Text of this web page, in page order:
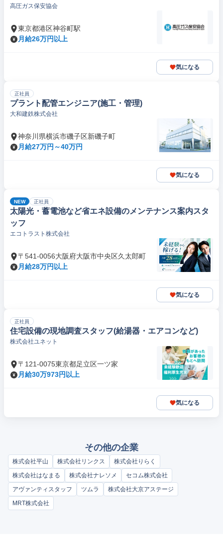
高圧ガス保安協会
東京都港区神谷町駅
月給26万円以上
気になる
正社員
プラント配管エンジニア(施工・管理)
大和建鉄株式会社
神奈川県横浜市磯子区新磯子町
月給27万円～40万円
気になる
NEW 正社員
太陽光・蓄電池など省エネ設備のメンテナンス案内スタ
ッフ
エコトラスト株式会社
〒541-0056大阪府大阪市中央区久太郎町
月給28万円以上
気になる
正社員
住宅設備の現地調査スタッフ(給湯器・エアコンなど)
株式会社ユネット
〒121-0075東京都足立区一ツ家
月給30万973円以上
気になる
その他の企業
株式会社平山 株式会社リンクス
株式会社りらく
株式会社はなまる
株式会社ナレソメ
セコム株式会社
アヴァンティスタッフ
ツムラ
株式会社大京アステージ
MRT株式会社